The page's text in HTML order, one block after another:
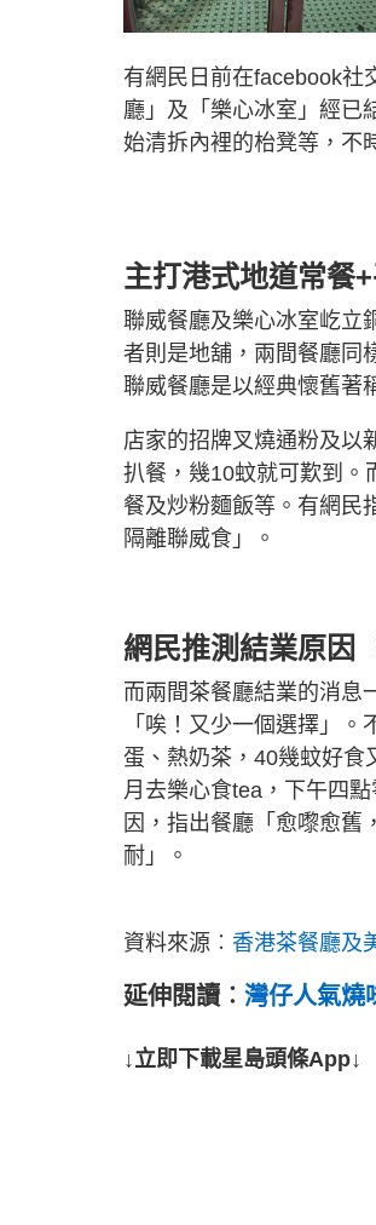
有網民日前在facebook社
廳」及「樂心冰室」經已
始清拆內裡的枱凳等，不
主打港式地道常餐
聯威餐廳及樂心冰室屹立
者則是地舖，兩間餐廳同
聯威餐廳是以經典懷舊著
店家的招牌叉燒通粉及以
扒餐，幾10蚊就可歎到。
餐及炒粉麵飯等。有網民
隔離聯威食」。
網民推測結業原因
而兩間茶餐廳結業的消息
「唉！又少一個選擇」
蛋、熱奶茶，40幾蚊好食
月去樂心食tea，下午四
因，指出餐廳「愈嚟愈舊
耐」。
資料來源︰ 香港茶餐廳及
延伸閱讀︰ 灣仔人氣燒
↓立即下載星島頭條App↓